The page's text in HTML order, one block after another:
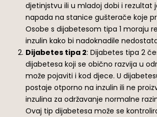
djetinjstvu ili u mladoj dobi i rezultat
napada na stanice gušterače koje
Osobe s dijabetesom tipa 1 moraju
inzulin kako bi nadoknadile
Dijabetes tipa 2: Dijabetes tipa 2
dijabetesa koji se obično razvija u
može pojaviti i kod djece. U
postaje otporno na inzulin ili ne
inzulina za održavanje normalne
Ovaj tip dijabetesa može se